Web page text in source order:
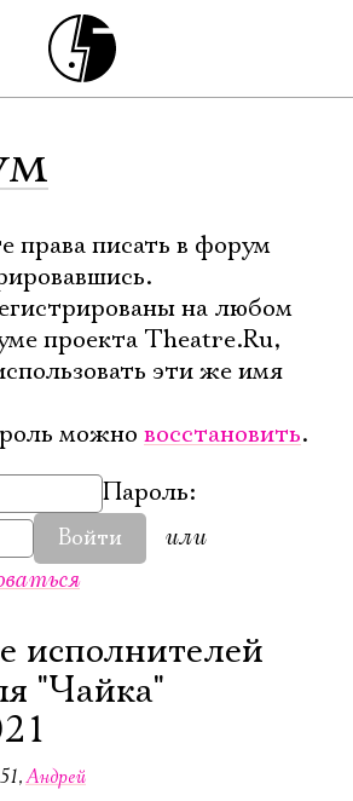
права писать в форум
на любом
проекта Theatre.Ru,
эти же имя
можно восстановить.
Пароль:
Войти
или
исполнителей
"Чайка"
,Андрей